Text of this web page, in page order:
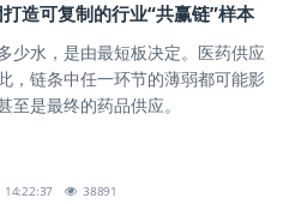
造可复制的行业“共赢链”样本
少水，是由最短板决定。医药供应
，链条中任一环节的薄弱都可能影
至是最终的药品供应。
14:22:37 38891